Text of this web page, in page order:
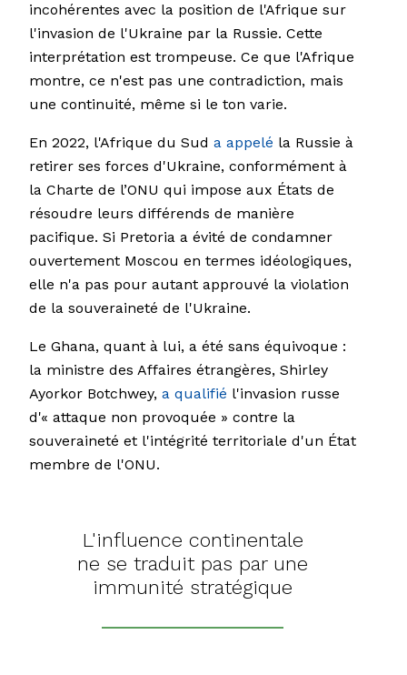
incohérentes avec la position de l'Afrique sur
l'invasion de l'Ukraine par la Russie. Cette
interprétation est trompeuse. Ce que l'Afrique
montre, ce n'est pas une contradiction, mais
une continuité, même si le ton varie.
En 2022, l'Afrique du Sud a appelé la Russie à
retirer ses forces d'Ukraine, conformément à
la Charte de l’ONU qui impose aux États de
résoudre leurs différends de manière
pacifique. Si Pretoria a évité de condamner
ouvertement Moscou en termes idéologiques,
elle n'a pas pour autant approuvé la violation
de la souveraineté de l'Ukraine.
Le Ghana, quant à lui, a été sans équivoque :
la ministre des Affaires étrangères, Shirley
Ayorkor Botchwey, a qualifié l'invasion russe
d'« attaque non provoquée » contre la
souveraineté et l'intégrité territoriale d'un État
membre de l'ONU.
L'influence continentale
ne se traduit pas par une
immunité stratégique